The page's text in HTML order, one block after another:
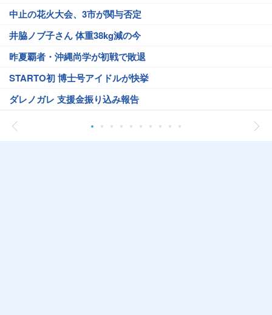
中止の花火大会、3市が関与否定
井脇ノブ子さん 体重38kg減の今
昨夏覇者・沖縄尚学が初戦で敗退
STARTO初 博士号アイドルが快挙
ダレノガレ 支援金振り込み報告